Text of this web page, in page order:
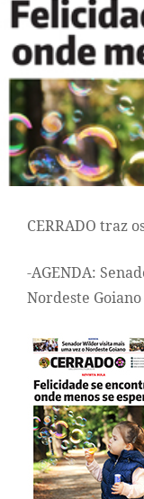
CERRADO traz
-AGENDA:
Nordeste Goiano